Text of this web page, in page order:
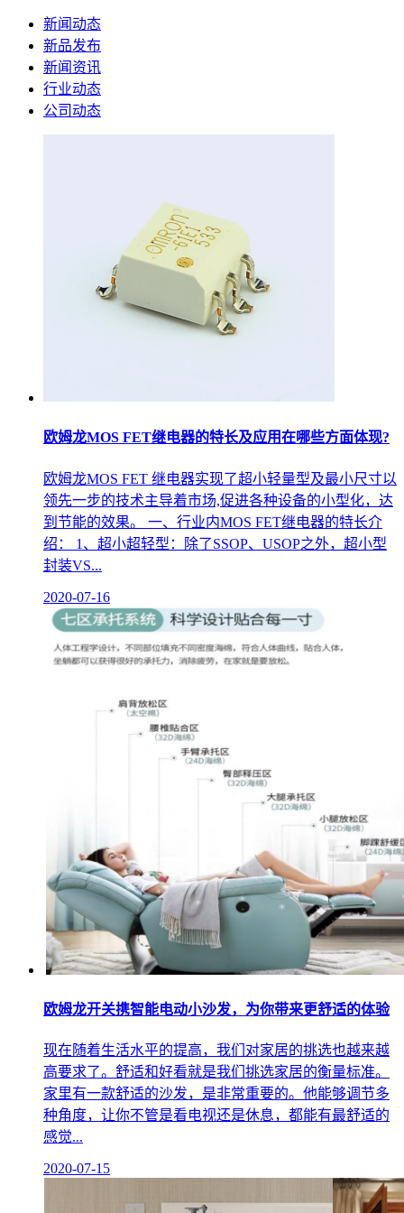
新闻动态
新品发布
新闻资讯
行业动态
公司动态
欧姆龙MOS FET继电器的特长及应用在哪些方面体现?
欧姆龙MOS FET 继电器实现了超小轻量型及最小尺寸以
领先一步的技术主导着市场,促进各种设备的小型化，达
到节能的效果。 一、行业内MOS FET继电器的特长介
绍： 1、超小超轻型：除了SSOP、USOP之外，超小型
封装VS...
2020-07-16
欧姆龙开关携智能电动小沙发，为你带来更舒适的体验
现在随着生活水平的提高，我们对家居的挑选也越来越
高要求了。舒适和好看就是我们挑选家居的衡量标准。
家里有一款舒适的沙发，是非常重要的。他能够调节多
种角度，让你不管是看电视还是休息，都能有最舒适的
感觉...
2020-07-15